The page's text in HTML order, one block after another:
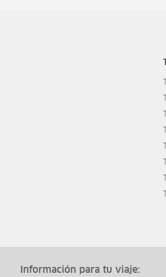
Información para tu viaje: